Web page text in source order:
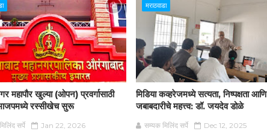
महापौर खुल्या (ओपन) प्रवर्गासाठी
रस्सीखेच सुरू
सर्पे Jan 22, 2026
मराठवाडा
मिडिया कव्हरेजमध्ये सत्यता, निष्पक्षता आणि
जबाबदारीचे महत्त्व: डॉ. जयदेव डोळे
सम्यक मिलिंद सर्पे Dec 12, 2025